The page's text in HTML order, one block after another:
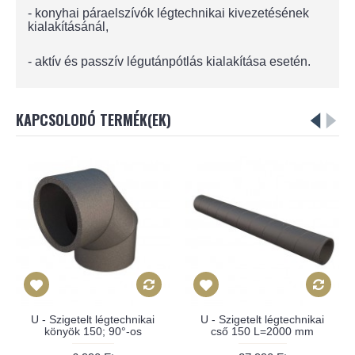
- konyhai páraelszívók légtechnikai kivezetésének
kialakításánál,
- aktív és passzív légutánpótlás kialakítása esetén.
KAPCSOLODÓ TERMÉK(EK)
U - Szigetelt légtechnikai
könyök 150; 90°-os
U - Szigetelt légtechnikai
cső 150 L=2000 mm